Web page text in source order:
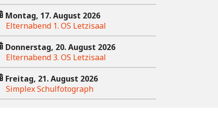
Montag, 17. August 2026
Elternabend 1. OS Letzisaal
Donnerstag, 20. August 2026
Elternabend 3. OS Letzisaal
Freitag, 21. August 2026
Simplex Schulfotograph